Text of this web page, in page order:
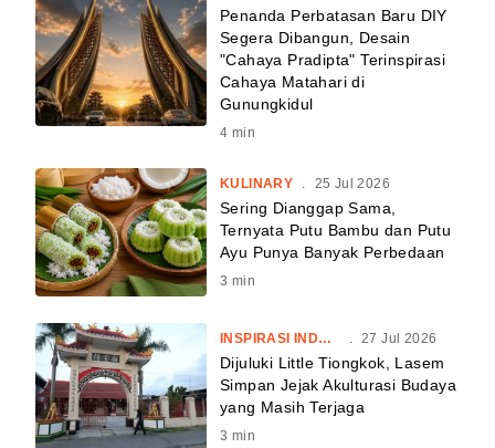
Penanda Perbatasan Baru DIY
Segera Dibangun, Desain
"Cahaya Pradipta" Terinspirasi
Cahaya Matahari di
Gunungkidul
4 min
KULINARY . 25 Jul 2026
Sering Dianggap Sama,
Ternyata Putu Bambu dan Putu
Ayu Punya Banyak Perbedaan
3 min
INSPIRASI INDONESIA . 27 Jul 2026
Dijuluki Little Tiongkok, Lasem
Simpan Jejak Akulturasi Budaya
yang Masih Terjaga
3 min